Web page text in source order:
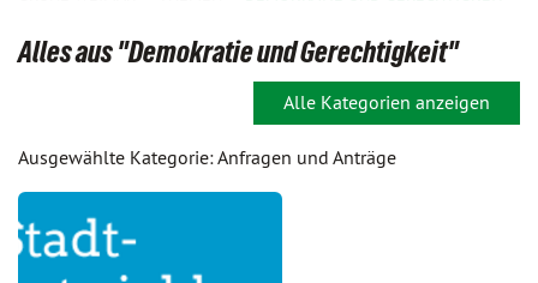
Alles aus "Demokratie und Gerechtigkeit"
Alle Kategorien anzeigen
Ausgewählte Kategorie: Anfragen und Anträge